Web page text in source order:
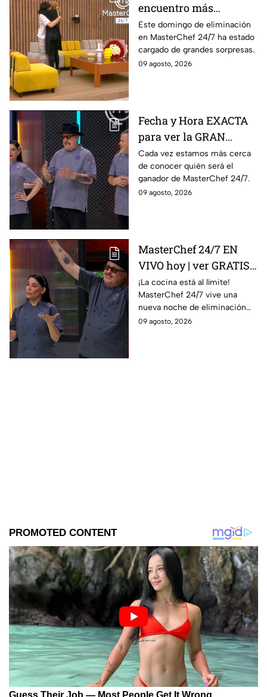
encuentro más
esperado en
MasterChef 24/7 este
domingo 9 de agosto
Este domingo de eliminación
en MasterChef 24/7 ha estado
cargado de grandes sorpresas.
09 agosto, 2026
Fecha y Hora EXACTA
para ver la GRAN
FINAL de MasterChef
24/7
Cada vez estamos más cerca
de conocer quién será el
ganador de MasterChef 24/7.
09 agosto, 2026
MasterChef 24/7 EN
VIVO hoy | ver GRATIS
en línea la transmisión
del domingo de
ELIMINACIÓN del 09 de
agosto de la edición
¡La cocina está al límite!
MasterChef 24/7 vive una
nueva noche de eliminación
donde un cocinero tendrá que
09 agosto, 2026